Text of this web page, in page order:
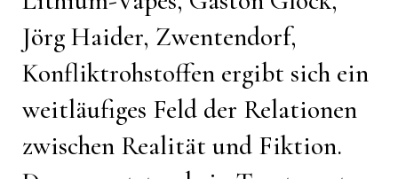
Jörg Haider, Zwentendorf,
Konfliktrohstoffen ergibt sich ein
weitläufiges Feld der Relationen
zwischen Realität und Fiktion.